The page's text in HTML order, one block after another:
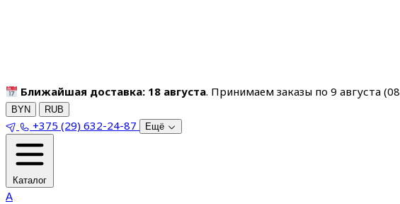
Ближайшая доставка: 18 августа. Принимаем заказы по 9 августа (08
BYN RUB
+375 (29) 632-24-87 Ещё
Каталог
A